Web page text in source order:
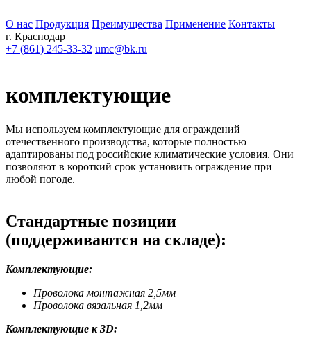
О нас Продукция Преимущества Применение Контакты
г. Краснодар
+7 (861) 245-33-32 umc@bk.ru
комплектующие
Мы используем комплектующие для ограждений
отечественного производства, которые полностью
адаптированы под российские климатические условия. Они
позволяют в короткий срок установить ограждение при
любой погоде.
Стандартные позиции
(поддерживаются на складе):
Комплектующие:
Проволока монтажная 2,5мм
Проволока вязальная 1,2мм
Комплектующие к 3D: